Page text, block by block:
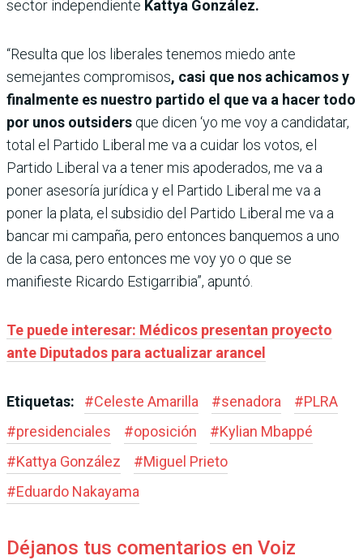
sector independiente Kattya González.
“Resulta que los liberales tenemos miedo ante
semejantes compromisos, casi que nos achicamos y
finalmente es nuestro partido el que va a hacer todo
por unos outsiders que dicen ‘yo me voy a candidatar,
total el Partido Liberal me va a cuidar los votos, el
Partido Liberal va a tener mis apoderados, me va a
poner asesoría jurídica y el Partido Liberal me va a
poner la plata, el subsidio del Partido Liberal me va a
bancar mi campaña, pero entonces banquemos a uno
de la casa, pero entonces me voy yo o que se
manifieste Ricardo Estigarribia”, apuntó.
Te puede interesar: Médicos presentan proyecto
ante Diputados para actualizar arancel
Etiquetas: #Celeste Amarilla #senadora #PLRA
#presidenciales #oposición #Kylian Mbappé
#Kattya González #Miguel Prieto
#Eduardo Nakayama
Déjanos tus comentarios en Voiz